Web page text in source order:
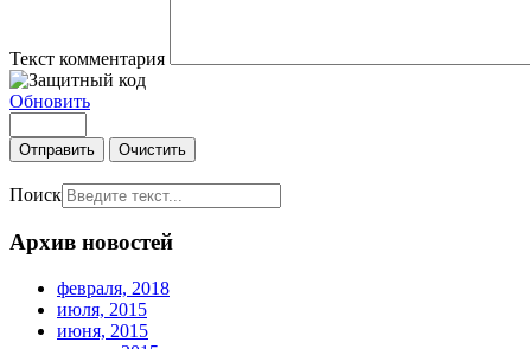
Текст комментария
Обновить
Отправить Очистить
Поиск
Архив новостей
февраля, 2018
июля, 2015
июня, 2015